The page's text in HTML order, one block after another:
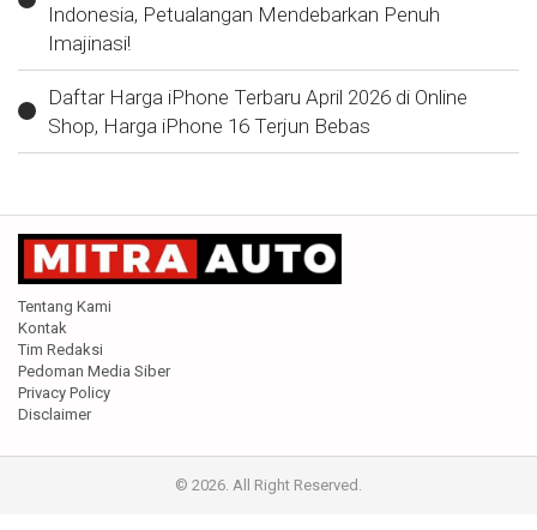
Indonesia, Petualangan Mendebarkan Penuh
Imajinasi!
Daftar Harga iPhone Terbaru April 2026 di Online
Shop, Harga iPhone 16 Terjun Bebas
Tentang Kami
Kontak
Tim Redaksi
Pedoman Media Siber
Privacy Policy
Disclaimer
© 2026. All Right Reserved.